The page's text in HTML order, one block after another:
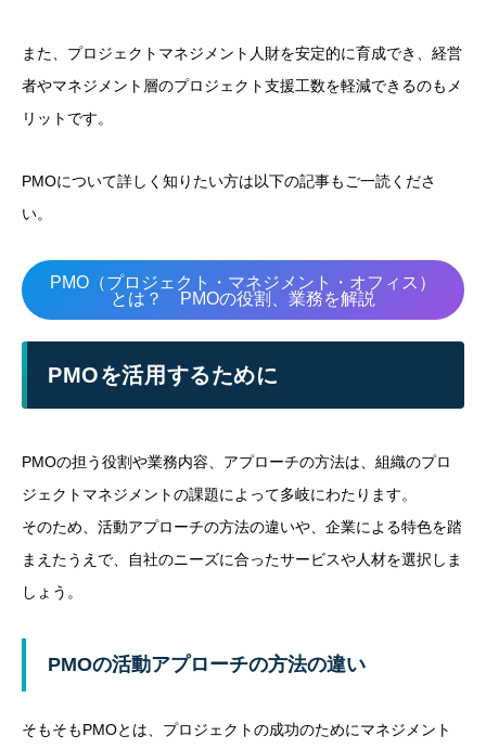
また、プロジェクトマネジメント人財を安定的に育成でき、経営
者やマネジメント層のプロジェクト支援工数を軽減できるのもメ
リットです。
PMOについて詳しく知りたい方は以下の記事もご一読くださ
い。
PMO（プロジェクト・マネジメント・オフィス）
とは？ PMOの役割、業務を解説
PMOを活用するために
PMOの担う役割や業務内容、アプローチの方法は、組織のプロ
ジェクトマネジメントの課題によって多岐にわたります。
そのため、活動アプローチの方法の違いや、企業による特色を踏
まえたうえで、自社のニーズに合ったサービスや人材を選択しま
しょう。
PMOの活動アプローチの方法の違い
そもそもPMOとは、プロジェクトの成功のためにマネジメント